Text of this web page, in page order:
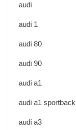
audi
audi 1
audi 80
audi 90
audi a1
audi a1 sportback
audi a3